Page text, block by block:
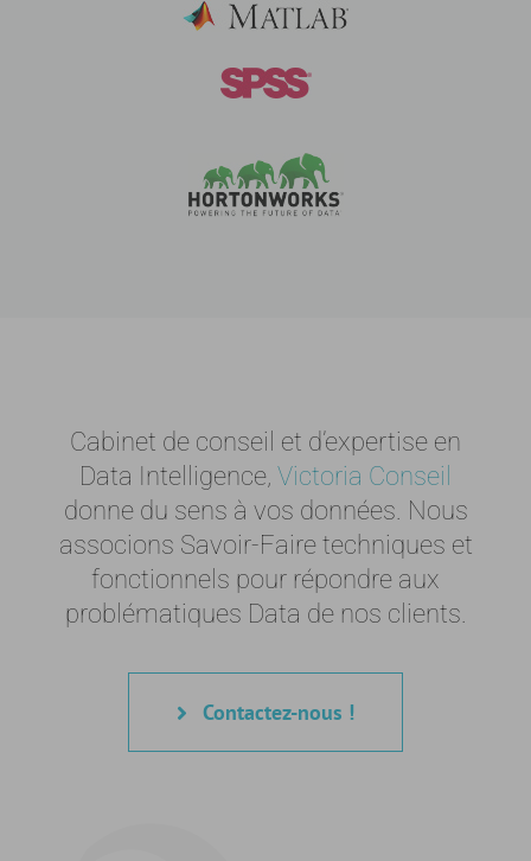
Cabinet de conseil et d’expertise en
Data Intelligence, Victoria Conseil
donne du sens à vos données. Nous
associons Savoir-Faire techniques et
fonctionnels pour répondre aux
problématiques Data de nos clients.
Contactez-nous !